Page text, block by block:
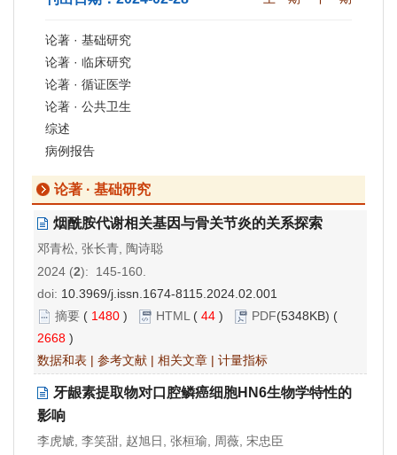
论著 · 基础研究
论著 · 临床研究
论著 · 循证医学
论著 · 公共卫生
综述
病例报告
论著 · 基础研究
烟酰胺代谢相关基因与骨关节炎的关系探索
邓青松, 张长青, 陶诗聪
2024 (2): 145-160.
doi: 10.3969/j.issn.1674-8115.2024.02.001
摘要 ( 1480 ) HTML ( 44 ) PDF(5348KB) (
2668 )
数据和表 | 参考文献 | 相关文章 | 计量指标
牙龈素提取物对口腔鳞癌细胞HN6生物学特性的
影响
李虎虓, 李笑甜, 赵旭日, 张桓瑜, 周薇, 宋忠臣